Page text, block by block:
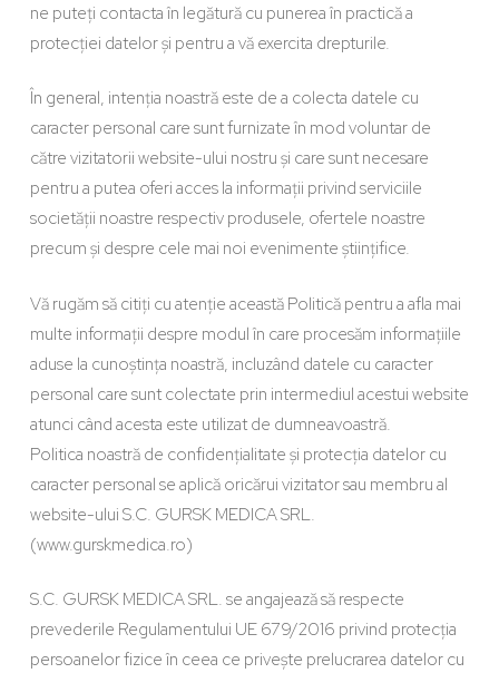
ne puteți contacta în legătură cu punerea în practică a
protecției datelor și pentru a vă exercita drepturile.
În general, intenția noastră este de a colecta datele cu
caracter personal care sunt furnizate în mod voluntar de
către vizitatorii website-ului nostru și care sunt necesare
pentru a putea oferi acces la informații privind serviciile
societății noastre respectiv produsele, ofertele noastre
precum și despre cele mai noi evenimente științifice.
Vă rugăm să citiți cu atenție această Politică pentru a afla mai
multe informații despre modul în care procesăm informațiile
aduse la cunoștința noastră, incluzând datele cu caracter
personal care sunt colectate prin intermediul acestui website
atunci când acesta este utilizat de dumneavoastră.
Politica noastră de confidențialitate și protecția datelor cu
caracter personal se aplică oricărui vizitator sau membru al
website-ului S.C. GURSK MEDICA SRL.
(www.gurskmedica.ro)
S.C. GURSK MEDICA SRL. se angajează să respecte
prevederile Regulamentului UE 679/2016 privind protecția
persoanelor fizice în ceea ce privește prelucrarea datelor cu